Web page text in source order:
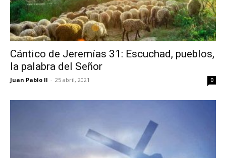
Cántico de Jeremías 31: Escuchad, pueblos,
la palabra del Señor
Juan Pablo II - 25 abril, 2021 0